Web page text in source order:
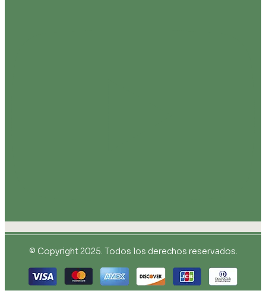
© Copyright 2025. Todos los derechos reservados.